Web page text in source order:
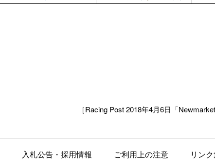
［Racing Post 2018年4月6日「
入札公告・採用情報 ご利用上の注意 リン